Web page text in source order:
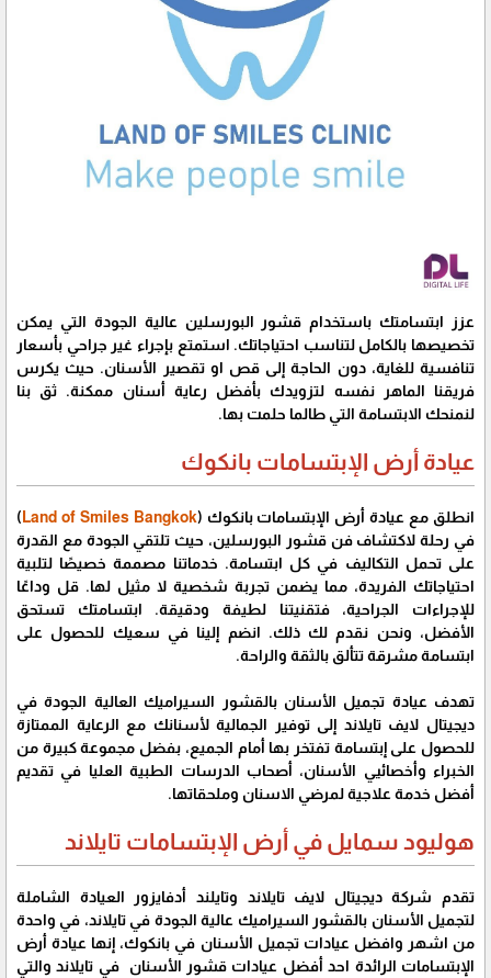
عزز ابتسامتك باستخدام قشور البورسلين عالية الجودة التي يمكن
تخصيصها بالكامل لتناسب احتياجاتك. استمتع بإجراء غير جراحي بأسعار
تنافسية للغاية، دون الحاجة إلى قص او تقصير الأسنان. حيث يكرس
فريقنا الماهر نفسه لتزويدك بأفضل رعاية أسنان ممكنة. ثق بنا
لنمنحك الابتسامة التي طالما حلمت بها.
عيادة أرض الإبتسامات بانكوك
انطلق مع عيادة أرض الإبتسامات بانكوك (Land of Smiles Bangkok
)
في رحلة لاكتشاف فن قشور البورسلين، حيث تلتقي الجودة مع القدرة
على تحمل التكاليف في كل ابتسامة. خدماتنا مصممة خصيصًا لتلبية
احتياجاتك الفريدة، مما يضمن تجربة شخصية لا مثيل لها. قل وداعًا
للإجراءات الجراحية، فتقنيتنا لطيفة ودقيقة. ابتسامتك تستحق
الأفضل، ونحن نقدم لك ذلك. انضم إلينا في سعيك للحصول على
ابتسامة مشرقة تتألق بالثقة والراحة.
تهدف عيادة تجميل الأسنان بالقشور السيراميك العالية الجودة في
ديجيتال لايف تايلاند إلى توفير الجمالية لأسنانك مع الرعاية الممتازة
للحصول على إبتسامة تفتخر بها أمام الجميع، بفضل مجموعة كبيرة من
الخبراء وأخصائيي الأسنان، أصحاب الدرسات الطبية العليا في تقديم
أفضل خدمة علاجية لمرضي الاسنان وملحقاتها.
هوليود سمايل في أرض الإبتسامات تايلاند
تقدم شركة ديجيتال لايف تايلاند وتايلند أدفايزور العيادة الشاملة
لتجميل الأسنان بالقشور السيراميك عالية الجودة في تايلاند، في واحدة
من اشهر وافضل عيادات تجميل الأسنان في بانكوك، إنها عيادة أرض
الإبتسامات الرائدة احد أفضل عيادات قشور الأسنان في تايلاند والتي